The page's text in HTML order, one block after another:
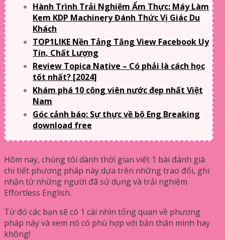
Hành Trình Trải Nghiệm Ẩm Thực: Máy Làm
Kem KDP Machinery Đánh Thức Vị Giác Du
Khách
TOP1LIKE Nền Tảng Tăng View Facebook Uy
Tín, Chất Lượng
Review Topica Native – Có phải là cách học
tốt nhất? [2024]
Khám phá 10 công viên nước đẹp nhất Việt
Nam
Góc cảnh báo: Sự thực về bộ Eng Breaking
download free
Hôm nay, chúng tôi dành thời gian viết 1 bài đánh giá
chi tiết phương pháp này dựa trên những trao đổi, ghi
nhận từ những người đã sử dụng và trải nghiệm
Effortless English.
Từ đó các bạn sẽ có 1 cái nhìn tổng quan về phương
pháp này và xem nó có phù hợp với bản thân mình hay
không!